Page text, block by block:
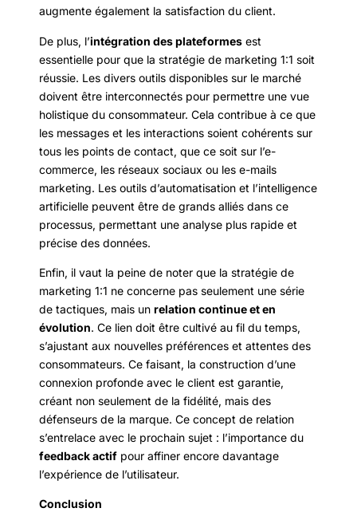
augmente également la satisfaction du client.
De plus, l’intégration des plateformes est
essentielle pour que la stratégie de marketing 1:1 soit
réussie. Les divers outils disponibles sur le marché
doivent être interconnectés pour permettre une vue
holistique du consommateur. Cela contribue à ce que
les messages et les interactions soient cohérents sur
tous les points de contact, que ce soit sur l’e-
commerce, les réseaux sociaux ou les e-mails
marketing. Les outils d’automatisation et l’intelligence
artificielle peuvent être de grands alliés dans ce
processus, permettant une analyse plus rapide et
précise des données.
Enfin, il vaut la peine de noter que la stratégie de
marketing 1:1 ne concerne pas seulement une série
de tactiques, mais un relation continue et en
évolution. Ce lien doit être cultivé au fil du temps,
s’ajustant aux nouvelles préférences et attentes des
consommateurs. Ce faisant, la construction d’une
connexion profonde avec le client est garantie,
créant non seulement de la fidélité, mais des
défenseurs de la marque. Ce concept de relation
s’entrelace avec le prochain sujet : l’importance du
feedback actif pour affiner encore davantage
l’expérience de l’utilisateur.
Conclusion